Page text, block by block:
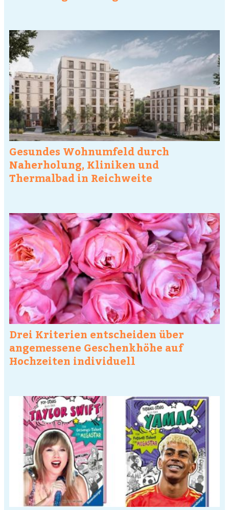
Gesundes Wohnumfeld durch
Naherholung, Kliniken und
Thermalbad in Reichweite
Drei Kriterien entscheiden über
angemessene Geschenkhöhe auf
Hochzeiten individuell